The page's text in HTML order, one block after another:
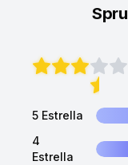
5 Estrella
4
Estrella